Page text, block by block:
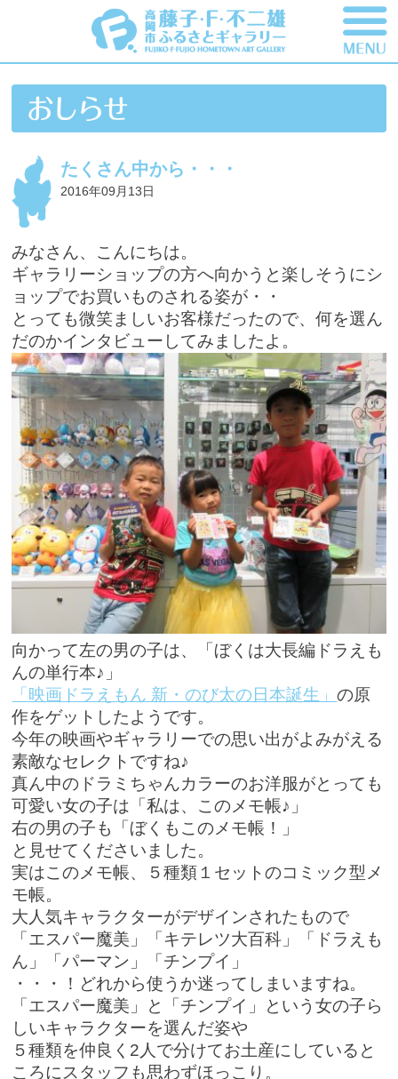
たくさん中から・・・
2016年09月13日
みなさん、こんにちは。
ギャラリーショップの方へ向かうと楽しそうにシ
ョップでお買いものされる姿が・・
とっても微笑ましいお客様だったので、何を選ん
だのかインタビューしてみましたよ。
向かって左の男の子は、「ぼくは大長編ドラえも
んの単行本♪」
「映画ドラえもん 新・のび太の日本誕生」の原
作をゲットしたようです。
今年の映画やギャラリーでの思い出がよみがえる
素敵なセレクトですね♪
真ん中のドラミちゃんカラーのお洋服がとっても
可愛い女の子は「私は、このメモ帳♪」
右の男の子も「ぼくもこのメモ帳！」
と見せてくださいました。
実はこのメモ帳、５種類１セットのコミック型メ
モ帳。
大人気キャラクターがデザインされたもので
「エスパー魔美」「キテレツ大百科」「ドラえも
ん」「パーマン」「チンプイ」
・・・！どれから使うか迷ってしまいますね。
「エスパー魔美」と「チンプイ」という女の子ら
しいキャラクターを選んだ姿や
５種類を仲良く2人で分けてお土産にしていると
ころにスタッフも思わずほっこり。